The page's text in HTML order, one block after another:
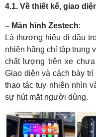
4.1. Về thiết kế, giao
– Màn hình Zestech:
Là thương hiệu đi đầu
nhiên hãng chỉ tập trung
chất lượng trên xe
Giao diện và cách bày
thao tác tuy nhiên nhìn
sự hút mắt người dùng.